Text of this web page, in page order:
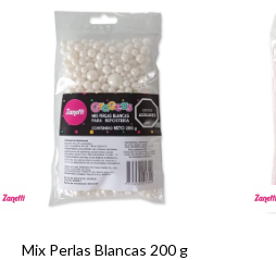
Mix Perlas Blancas 200 g